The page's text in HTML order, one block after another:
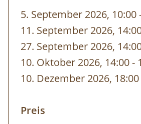
kellerfrischem Schartner
Most.
Wer heimische Pflanzen
sich in der Kräuterkunde
aber auch weniger bekannte
5. September 2026, 10:00
11. September 2026,
27. September 2026,
10. Oktober 2026, 14:00-
10. Dezember 2026, 18:00
Preis